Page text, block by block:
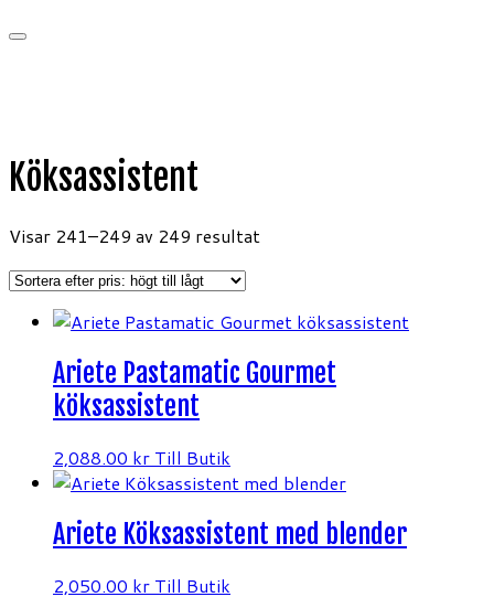
Köksassistent
Visar 241–249 av 249 resultat
högt
till
lågt
Ariete Pastamatic Gourmet
köksassistent
2,088.00 kr Till Butik
Ariete Köksassistent med blender
2,050.00 kr Till Butik